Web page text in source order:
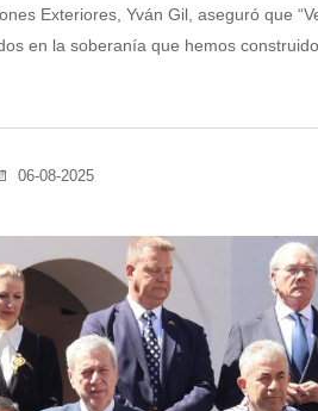
Exteriores, Yván Gil, aseguró que
en la soberanía que hemos
06-08-2025